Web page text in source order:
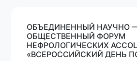
ОБЪЕДИНЕННЫЙ НАУЧНО
ОБЩЕСТВЕННЫЙ ФОРУМ
НЕФРОЛОГИЧЕСКИХ
«ВСЕРОССИЙСКИЙ ДЕНЬ